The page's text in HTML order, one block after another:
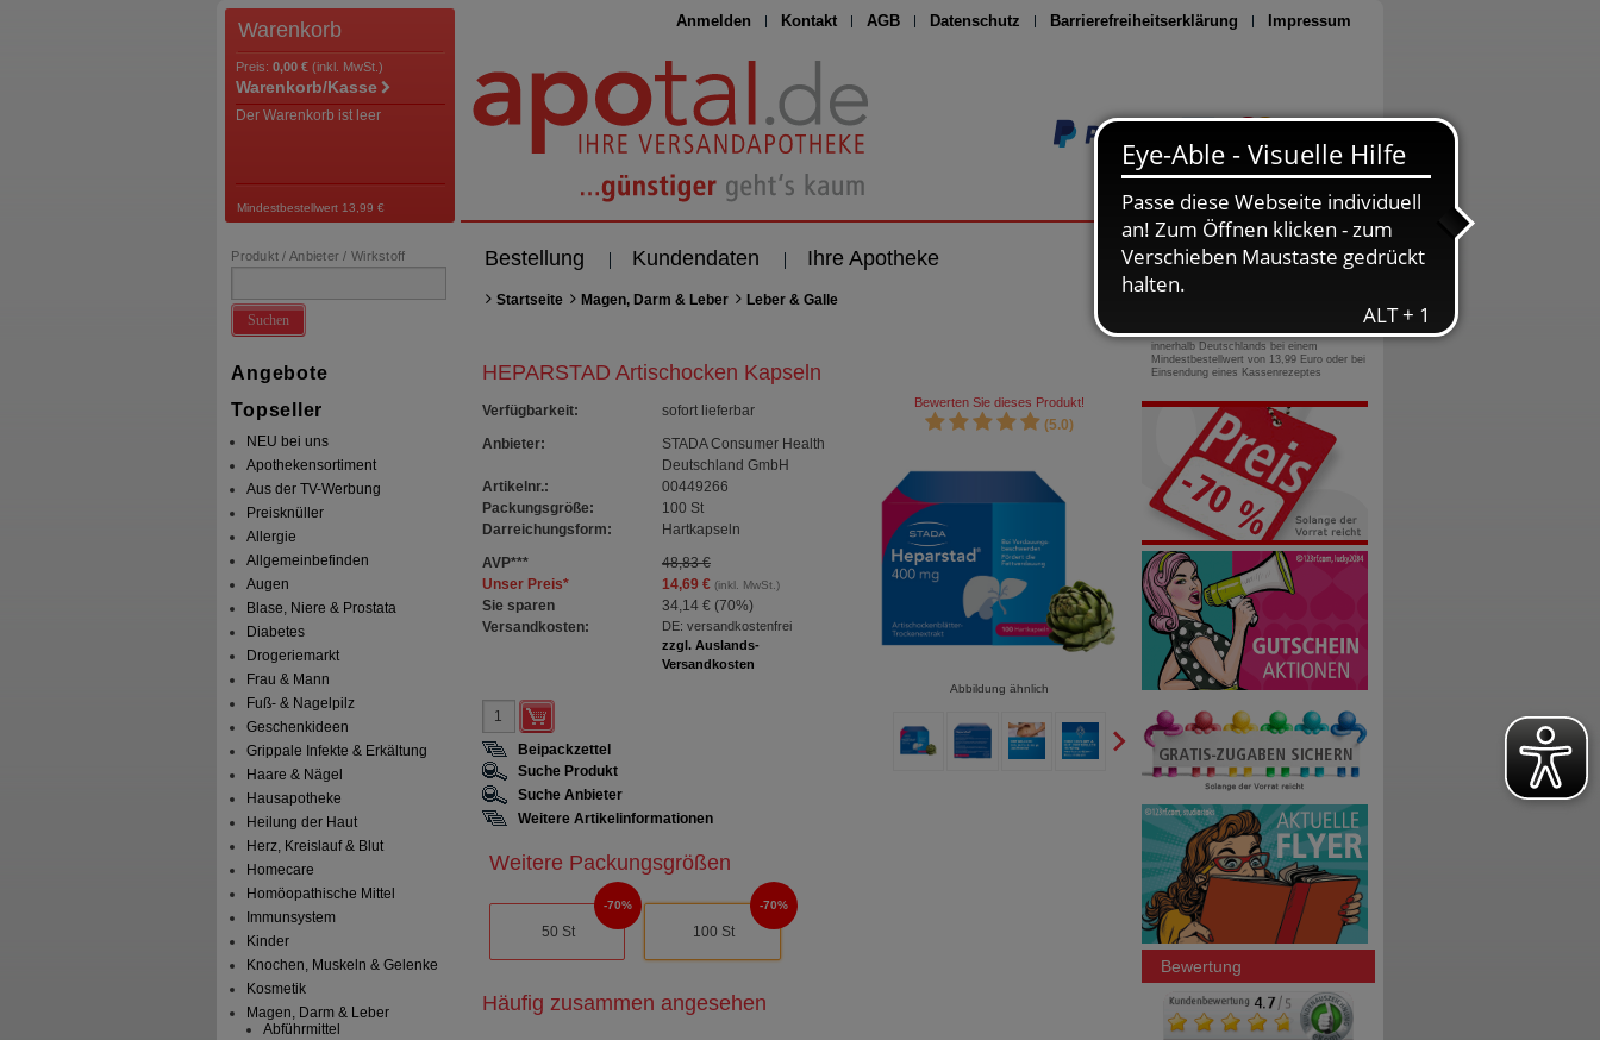
Anmelden Kontakt AGB Datenschutz Barrierefreiheitserklärung Impressum
Seite drucken
Warenkorb
Preis: 0,00 € (inkl. MwSt.)
Warenkorb/Kasse
Der Warenkorb ist leer
Mindestbestellwert 13,99 €
Bestellung Kundendaten Ihre Apotheke
Produkt / Anbieter / Wirkstoff
Suchen
Angebote
Topseller
NEU bei uns
Apothekensortiment
Aus der TV-Werbung
Preisknüller
Allergie
Allgemeinbefinden
Augen
Blase, Niere & Prostata
Diabetes
Drogeriemarkt
Frau & Mann
Fuß- & Nagelpilz
Geschenkideen
Grippale Infekte & Erkältung
Haare & Nägel
Hausapotheke
Heilung der Haut
Herz, Kreislauf & Blut
Homecare
Homöopathische Mittel
Immunsystem
Kinder
Knochen, Muskeln & Gelenke
Kosmetik
Magen, Darm & Leber
Abführmittel
Startseite Magen, Darm & Leber Leber & Galle
HEPARSTAD Artischocken Kapseln
Verfügbarkeit:
sofort lieferbar
Anbieter:
STADA Consumer Health
Deutschland GmbH
Artikelnr.:
00449266
Packungsgröße:
100 St
Darreichungsform:
Hartkapseln
AVP***
48,83 €
Unser Preis* 14,69 €(inkl. MwSt.)
Sie sparen 34,14 € (70%)
Versandkosten:
DE: versandkostenfrei
zzgl. Auslands-
Versandkosten
Bewerten Sie dieses Produkt!
(5.0)
Abbildung ähnlich
Beipackzettel
Suche Produkt
Suche Anbieter
Weitere Artikelinformationen
Weitere Packungsgrößen
50 St
70%
100 St
70%
Häufig zusammen angesehen
0800-10 11 422
gebührenfreie Rufnummer
innerhalb Deutschlands bei einem
Mindestbestellwert von 13,99 Euro oder bei
Einsendung eines Kassenrezeptes
Bewertung